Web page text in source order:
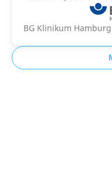
BG Klinikum Hamburg